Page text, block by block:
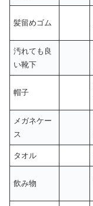
髪留めゴム
汚れても良
い靴下
帽子
メガネケー
ス
タオル
飲み物